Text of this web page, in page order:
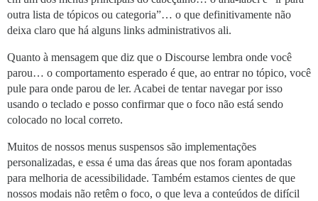
outra lista de tópicos ou categoria”… o que definitivamente não
deixa claro que há alguns links administrativos ali.
Quanto à mensagem que diz que o Discourse lembra onde você
parou… o comportamento esperado é que, ao entrar no tópico, você
pule para onde parou de ler. Acabei de tentar navegar por isso
usando o teclado e posso confirmar que o foco não está sendo
colocado no local correto.
Muitos de nossos menus suspensos são implementações
personalizadas, e essa é uma das áreas que nos foram apontadas
para melhoria de acessibilidade. Também estamos cientes de que
nossos modais não retêm o foco, o que leva a conteúdos de difícil